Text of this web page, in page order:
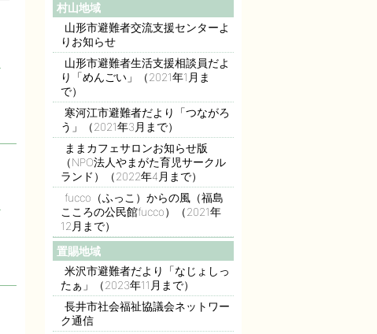
村山地域
山形市避難者交流支援センターよ
りお知らせ
山形市避難者生活支援相談員だよ
り「めんごい」（2021年1月ま
で）
寒河江市避難者だより「つながろ
う」（2021年3月まで）
ままカフェサロンお知らせ版
（NPO法人やまがた育児サークル
ランド）（2022年4月まで）
fucco（ふっこ）からの風（福島
こころの公民館fucco）（2021年
12月まで）
置賜地域
米沢市避難者だより「なじょしっ
たぁ」（2023年11月まで）
長井市社会福祉協議会ネットワー
ク通信